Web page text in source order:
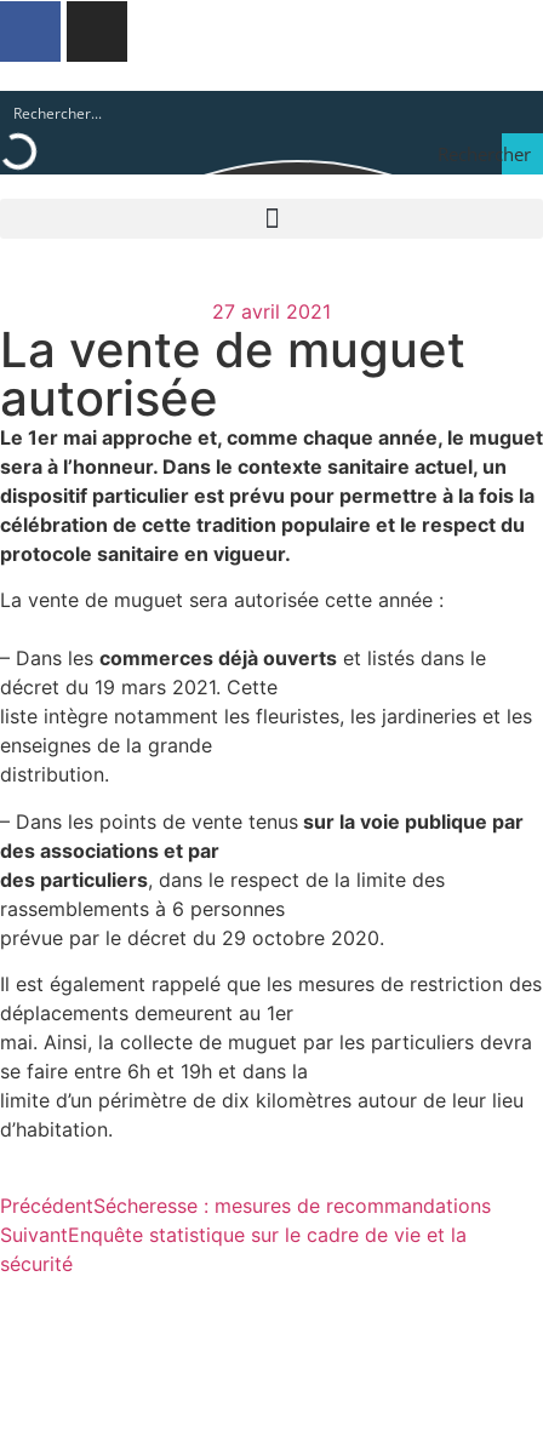
Rechercher
27 avril 2021
La vente de muguet
autorisée
Le 1er mai approche et, comme chaque année, le muguet
sera à l’honneur. Dans le contexte sanitaire actuel, un
dispositif particulier est prévu pour permettre à la fois la
célébration de cette tradition populaire et le respect du
protocole sanitaire en vigueur.
La vente de muguet sera autorisée cette année :
– Dans les commerces déjà ouverts et listés dans le
décret du 19 mars 2021. Cette
liste intègre notamment les fleuristes, les jardineries et les
enseignes de la grande
distribution.
– Dans les points de vente tenus sur la voie publique par
des associations et par
des particuliers, dans le respect de la limite des
rassemblements à 6 personnes
prévue par le décret du 29 octobre 2020.
Il est également rappelé que les mesures de restriction des
déplacements demeurent au 1er
mai. Ainsi, la collecte de muguet par les particuliers devra
se faire entre 6h et 19h et dans la
limite d’un périmètre de dix kilomètres autour de leur lieu
d’habitation.
PrécédentSécheresse : mesures de recommandations
SuivantEnquête statistique sur le cadre de vie et la
sécurité